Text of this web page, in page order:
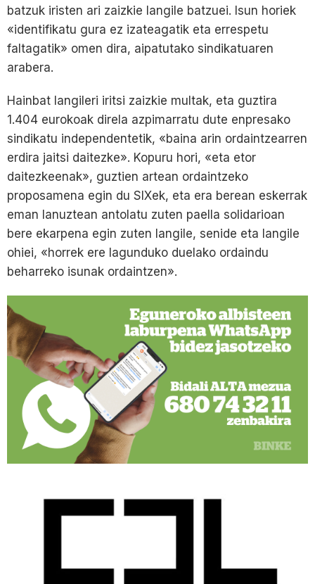
batzuk iristen ari zaizkie langile batzuei. Isun horiek
«identifikatu gura ez izateagatik eta errespetu
faltagatik» omen dira, aipatutako sindikatuaren
arabera.
Hainbat langileri iritsi zaizkie multak, eta guztira
1.404 eurokoak direla azpimarratu dute enpresako
sindikatu independentetik, «baina arin ordaintzearren
erdira jaitsi daitezke». Kopuru hori, «eta etor
daitezkeenak», guztien artean ordaintzeko
proposamena egin du SIXek, eta era berean eskerrak
eman lanuztean antolatu zuten paella solidarioan
bere ekarpena egin zuten langile, senide eta langile
ohiei, «horrek ere lagunduko duelako ordaindu
beharreko isunak ordaintzen».